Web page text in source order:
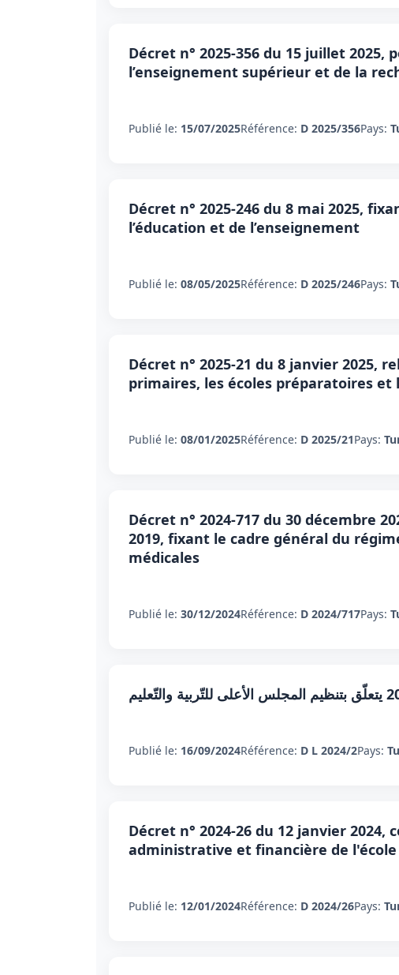
Décret n° 2025-356 du 15 juillet
l’enseignement supérieur et de la
Publié le: 15/07/2025Référence: D 2025/356Pays:
Décret n° 2025-246 du 8 mai 2025,
l’éducation et de l’enseignement
Publié le: 08/05/2025Référence: D 2025/246Pays:
Décret n° 2025-21 du 8 janvier 2025,
primaires, les écoles préparatoires
Publié le: 08/01/2025Référence: D 2025/21Pays:
Décret n° 2024-717 du 30 décembre
2019, fixant le cadre général du
médicales
Publié le: 30/12/2024Référence: D 2024/717Pays:
Publié le: 16/09/2024Référence: D L 2024/2Pays:
Décret n° 2024-26 du 12 janvier
administrative et financière de
Publié le: 12/01/2024Référence: D 2024/26Pays: